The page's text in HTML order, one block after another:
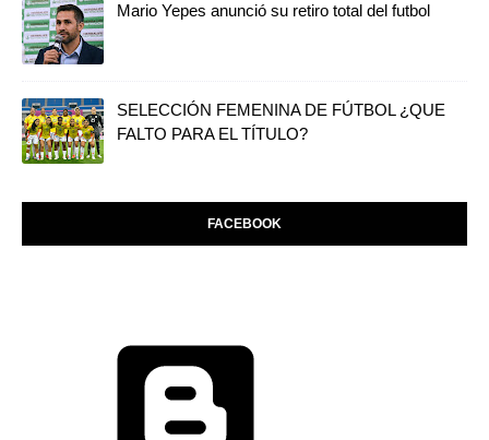
Mario Yepes anunció su retiro total del futbol
SELECCIÓN FEMENINA DE FÚTBOL ¿QUE
FALTO PARA EL TÍTULO?
FACEBOOK